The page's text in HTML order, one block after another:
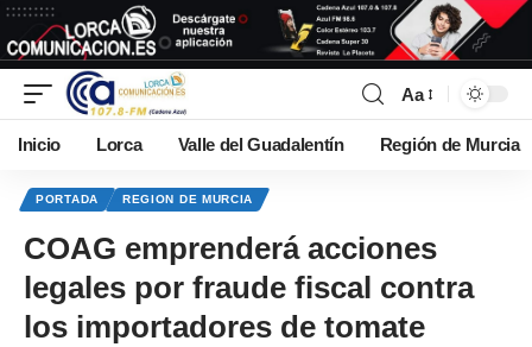
Aa
Inicio Lorca Valle del Guadalentín Región de Murcia
PORTADA REGION DE MURCIA
COAG emprenderá acciones
legales por fraude fiscal contra
los importadores de tomate